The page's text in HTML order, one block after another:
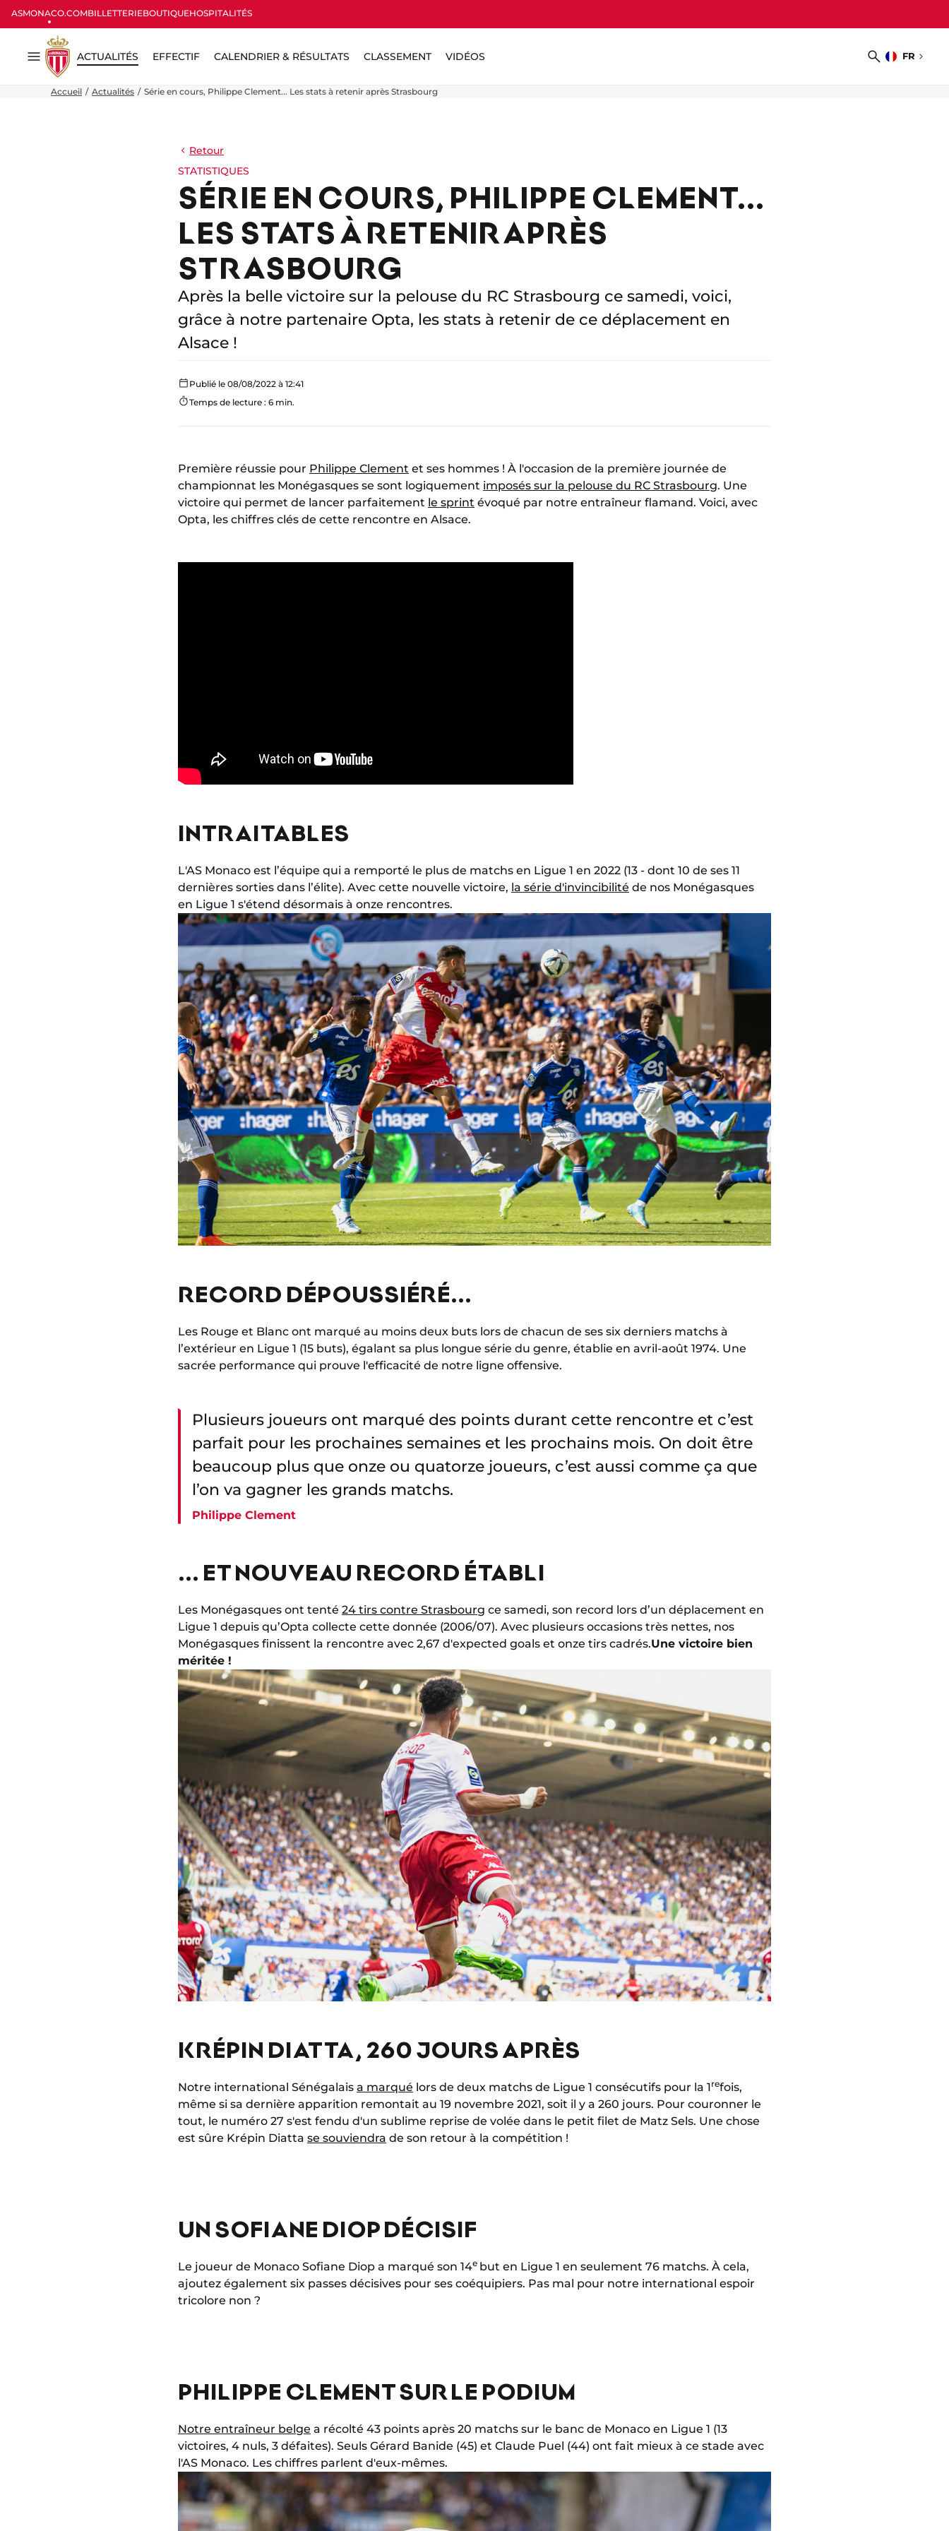
ASMONACO.COMBILLETTERIEBOUTIQUEHOSPITALITÉS
Menu
ACTUALITÉS EFFECTIF CALENDRIER & RÉSULTATS CLASSEMENT VIDÉOS
Recherche
FR
Choisir
Accueil Actualités Série en cours, Philippe Clement... Les stats à retenir après Strasbourg
Retour
STATISTIQUES
SÉRIE EN COURS, PHILIPPE CLEMENT...
LES STATS À RETENIR APRÈS
STRASBOURG
Après la belle victoire sur la pelouse du RC Strasbourg ce samedi, voici,
grâce à notre partenaire Opta, les stats à retenir de ce déplacement en
Alsace !
Publié le 08/08/2022 à 12:41
Temps de lecture : 6 min.
Première réussie pour Philippe Clement et ses hommes ! À l'occasion de la première journée de
championnat les Monégasques se sont logiquement imposés sur la pelouse du RC Strasbourg. Une
victoire qui permet de lancer parfaitement le sprint évoqué par notre entraîneur flamand. Voici, avec
Opta, les chiffres clés de cette rencontre en Alsace.
INTRAITABLES
L'AS Monaco est l’équipe qui a remporté le plus de matchs en Ligue 1 en 2022 (13 - dont 10 de ses 11
dernières sorties dans l’élite). Avec cette nouvelle victoire, la série d'invincibilité de nos Monégasques
en Ligue 1 s'étend désormais à onze rencontres.
RECORD DÉPOUSSIÉRÉ...
Les Rouge et Blanc ont marqué au moins deux buts lors de chacun de ses six derniers matchs à
l’extérieur en Ligue 1 (15 buts), égalant sa plus longue série du genre, établie en avril-août 1974. Une
sacrée performance qui prouve l'efficacité de notre ligne offensive.
Plusieurs joueurs ont marqué des points durant cette rencontre et c’est
parfait pour les prochaines semaines et les prochains mois. On doit être
beaucoup plus que onze ou quatorze joueurs, c’est aussi comme ça que
l’on va gagner les grands matchs.
Philippe Clement
... ET NOUVEAU RECORD ÉTABLI
Les Monégasques ont tenté 24 tirs contre Strasbourg ce samedi, son record lors d’un déplacement en
Ligue 1 depuis qu’Opta collecte cette donnée (2006/07). Avec plusieurs occasions très nettes, nos
Monégasques finissent la rencontre avec 2,67 d'expected goals et onze tirs cadrés.Une victoire bien
méritée !
KRÉPIN DIATTA, 260 JOURS APRÈS
Notre international Sénégalais a marqué lors de deux matchs de Ligue 1 consécutifs pour la 1refois,
même si sa dernière apparition remontait au 19 novembre 2021, soit il y a 260 jours. Pour couronner le
tout, le numéro 27 s'est fendu d'un sublime reprise de volée dans le petit filet de Matz Sels. Une chose
est sûre Krépin Diatta se souviendra de son retour à la compétition !
UN SOFIANE DIOP DÉCISIF
Le joueur de Monaco Sofiane Diop a marqué son 14e but en Ligue 1 en seulement 76 matchs. À cela,
ajoutez également six passes décisives pour ses coéquipiers. Pas mal pour notre international espoir
tricolore non ?
PHILIPPE CLEMENT SUR LE PODIUM
Notre entraîneur belge a récolté 43 points après 20 matchs sur le banc de Monaco en Ligue 1 (13
victoires, 4 nuls, 3 défaites). Seuls Gérard Banide (45) et Claude Puel (44) ont fait mieux à ce stade avec
l'AS Monaco. Les chiffres parlent d'eux-mêmes.